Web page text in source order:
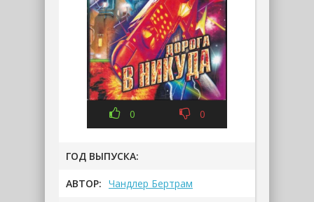
0 0
ГОД ВЫПУСКА:
АВТОР: Чандлер Бертрам